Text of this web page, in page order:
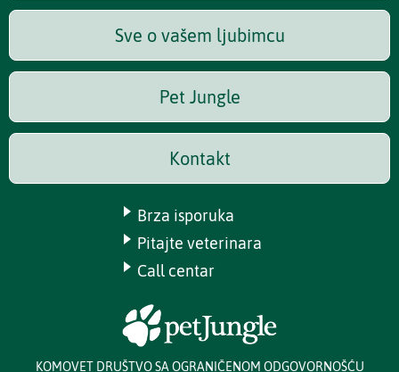
Sve o vašem ljubimcu
Pet Jungle
Kontakt
Brza isporuka
Pitajte veterinara
Call centar
KOMOVET DRUŠTVO SA OGRANIČENOM ODGOVORNOŠĆU